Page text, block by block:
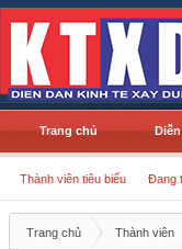
Trang chủ
Thành viên tiêu biểu Đang
Trang chủ Thành viên